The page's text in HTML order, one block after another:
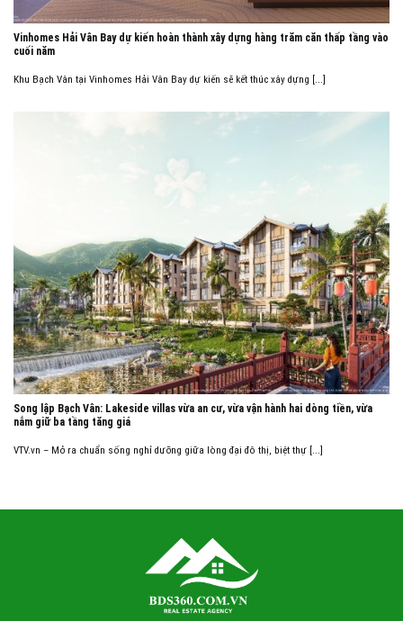
Vinhomes Hải Vân Bay dự kiến hoàn thành xây dựng hàng trăm căn thấp tầng vào
cuối năm
Khu Bạch Vân tại Vinhomes Hải Vân Bay dự kiến sẽ kết thúc xây dựng [...]
Song lập Bạch Vân: Lakeside villas vừa an cư, vừa vận hành hai dòng tiền, vừa
nắm giữ ba tầng tăng giá
VTV.vn – Mở ra chuẩn sống nghỉ dưỡng giữa lòng đại đô thị, biệt thự [...]